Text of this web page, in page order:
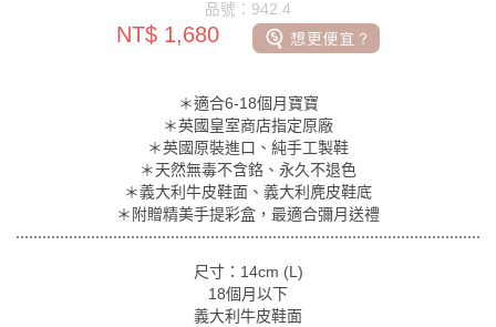
品號：942.4
NT$ 1,680
＊適合6-18個月寶寶
＊英國皇室商店指定原廠
＊英國原裝進口、純手工製鞋
＊天然無毒不含鉻、永久不退色
＊義大利牛皮鞋面、義大利麂皮鞋底
＊附贈精美手提彩盒，最適合彌月送禮
尺寸：14cm (L)
18個月以下
義大利牛皮鞋面